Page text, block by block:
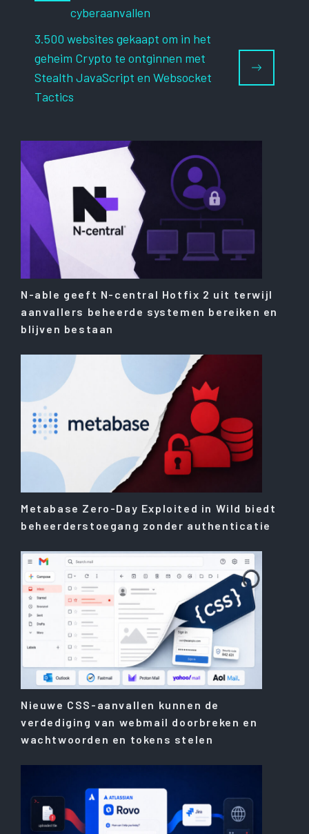
cyberaanvallen
3.500 websites gekaapt om in het
geheim Crypto te ontginnen met
Stealth JavaScript en Websocket
Tactics
N-able geeft N-central Hotfix 2 uit terwijl
aanvallers beheerde systemen bereiken en
blijven bestaan
Metabase Zero-Day Exploited in Wild biedt
beheerderstoegang zonder authenticatie
Nieuwe CSS-aanvallen kunnen de
verdediging van webmail doorbreken en
wachtwoorden en tokens stelen